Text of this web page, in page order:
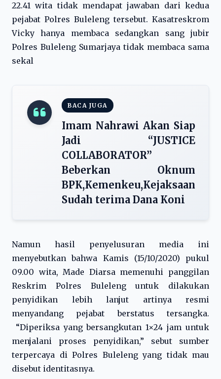
22.41 wita tidak mendapat jawaban dari kedua
pejabat Polres Buleleng tersebut. Kasatreskrom
Vicky hanya membaca sedangkan sang jubir
Polres Buleleng Sumarjaya tidak membaca sama
sekal
BACA JUGA
Imam Nahrawi Akan Siap
Jadi “JUSTICE
COLLABORATOR”
Beberkan Oknum
BPK,Kemenkeu,Kejaksaan
Sudah terima Dana Koni
Namun hasil penyelusuran media ini
menyebutkan bahwa Kamis (15/10/2020) pukul
09.00 wita, Made Diarsa memenuhi panggilan
Reskrim Polres Buleleng untuk dilakukan
penyidikan lebih lanjut artinya resmi
menyandang pejabat berstatus tersangka.
“Diperiksa yang bersangkutan 1×24 jam untuk
menjalani proses penyidikan,” sebut sumber
terpercaya di Polres Buleleng yang tidak mau
disebut identitasnya.